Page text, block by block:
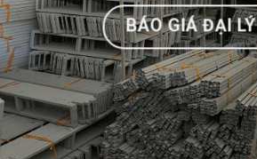
BÁO GIÁ ĐẠI LÝ